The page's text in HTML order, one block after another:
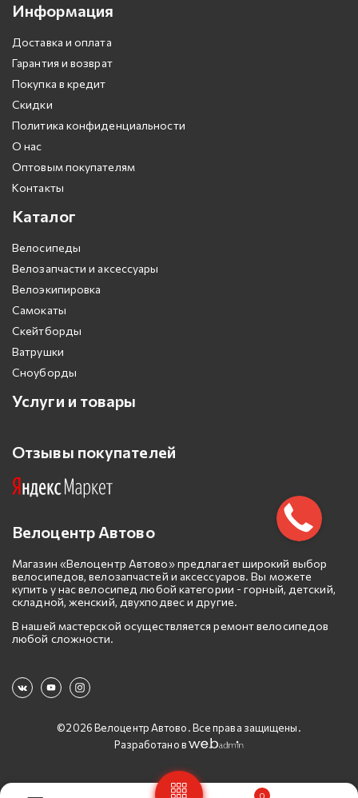
Информация
Доставка и оплата
Гарантия и возврат
Покупка в кредит
Скидки
Политика конфиденциальности
О нас
Оптовым покупателям
Контакты
Каталог
Велосипеды
Велозапчасти и аксессуары
Велоэкипировка
Самокаты
Скейтборды
Ватрушки
Сноуборды
Услуги и товары
Отзывы покупателей
Велоцентр Автово
Магазин «Велоцентр Автово» предлагает широкий выбор
велосипедов, велозапчастей и аксессуаров. Вы можете
купить у нас велосипед любой категории - горный, детский,
складной, женский, двухподвес и другие.
В нашей мастерской осуществляется ремонт велосипедов
любой сложности.
©2026 Велоцентр Автово. Все права защищены.
Разработано в
0